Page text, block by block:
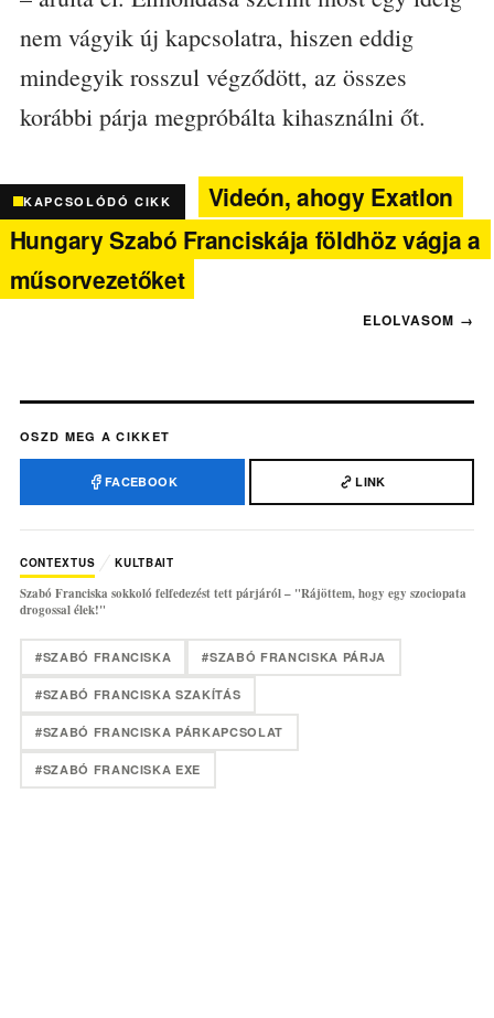
nem vágyik új kapcsolatra, hiszen eddig
mindegyik rosszul végződött, az összes
korábbi párja megpróbálta kihasználni őt.
KAPCSOLÓDÓ CIKK
Videón, ahogy Exatlon
Hungary Szabó Franciskája földhöz vágja a
műsorvezetőket
OSZD MEG A CIKKET
FACEBOOK LINK
CONTEXTUS KULTBAIT
Szabó Franciska sokkoló felfedezést tett párjáról – "Rájöttem, hogy egy szociopata
drogossal élek!"
#SZABÓ FRANCISKA #SZABÓ FRANCISKA PÁRJA
#SZABÓ FRANCISKA SZAKÍTÁS
#SZABÓ FRANCISKA PÁRKAPCSOLAT
#SZABÓ FRANCISKA EXE